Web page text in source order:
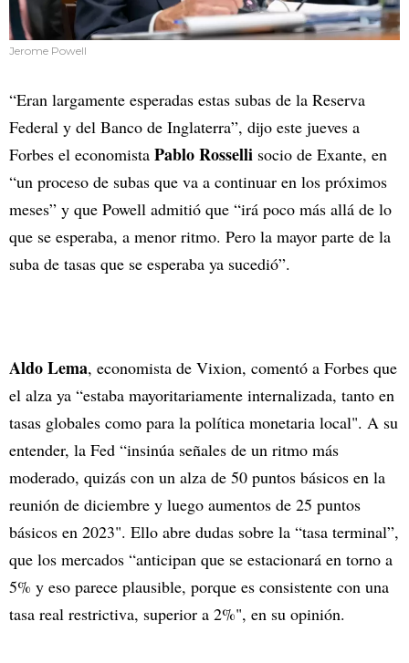
Jerome Powell
“Eran largamente esperadas estas subas de la Reserva
Federal y del Banco de Inglaterra”, dijo este jueves a
Forbes el economista Pablo Rosselli socio de Exante, en
“un proceso de subas que va a continuar en los próximos
meses” y que Powell admitió que “irá poco más allá de lo
que se esperaba, a menor ritmo. Pero la mayor parte de la
suba de tasas que se esperaba ya sucedió”.
Aldo Lema, economista de Vixion, comentó a Forbes que
el alza ya “estaba mayoritariamente internalizada, tanto en
tasas globales como para la política monetaria local". A su
entender, la Fed “insinúa señales de un ritmo más
moderado, quizás con un alza de 50 puntos básicos en la
reunión de diciembre y luego aumentos de 25 puntos
básicos en 2023". Ello abre dudas sobre la “tasa terminal”,
que los mercados “anticipan que se estacionará en torno a
5% y eso parece plausible, porque es consistente con una
tasa real restrictiva, superior a 2%", en su opinión.